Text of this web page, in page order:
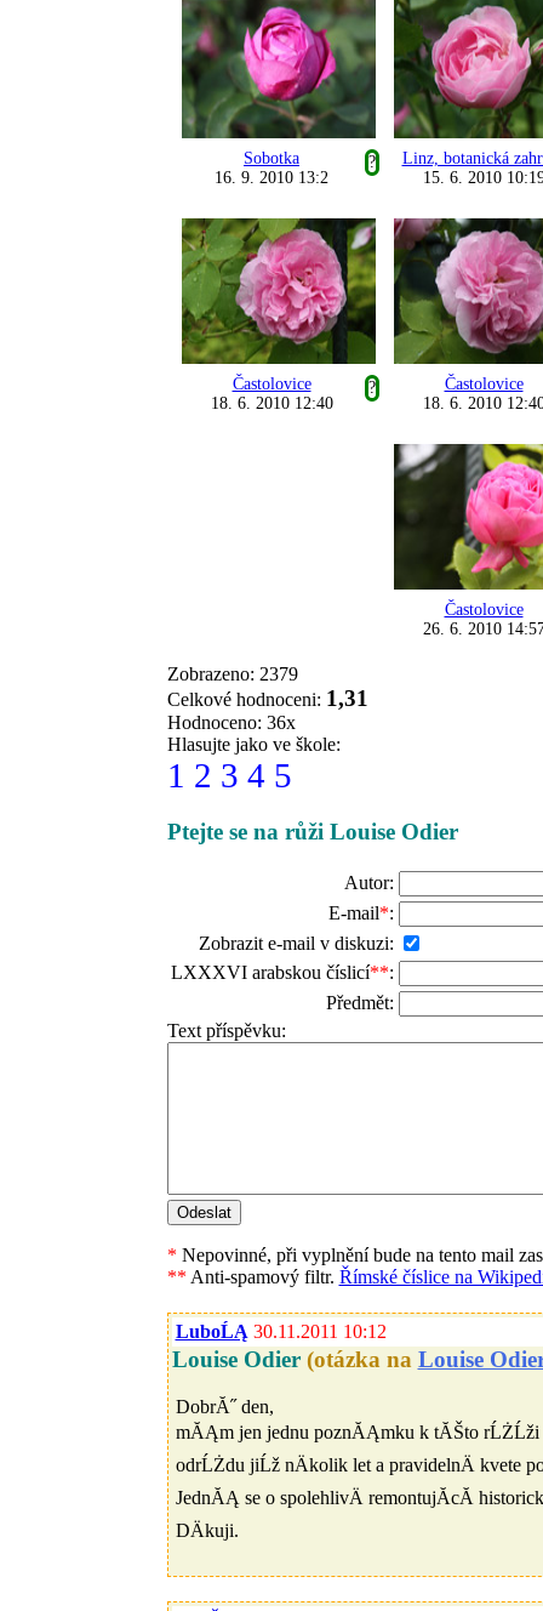
Sobotka
?
16. 9. 2010 13:2
Linz, botanická
15. 6. 2010
Častolovice
?
18. 6. 2010 12:40
Častolovice
18. 6. 2010
Častolovice
26. 6. 2010
Zobrazeno: 2379
Celkové hodnoceni: 1,31
Hodnoceno: 36x
Hlasujte jako ve škole:
1 2 3 4 5
Ptejte se na růži Louise Odier
Autor:
E-mail*:
Zobrazit e-mail v diskuzi:
LXXXVI arabskou číslicí**:
Předmět:
Text příspěvku:
* Nepovinné, při vyplnění bude na tento mail
** Anti-spamový filtr. Římské číslice na
LuboĹĄ 30.11.2011 10:12
Louise Odier (otázka na Louise
DobrĂ˝ den,
mĂĄm jen jednu poznĂĄmku k tĂŠto rĹŻĹži
odrĹŻdu jiĹž nÄkolik let a pravidelnÄ kvete
JednĂĄ se o spolehlivÄ remontujĂ­cĂ­
DÄkuji.